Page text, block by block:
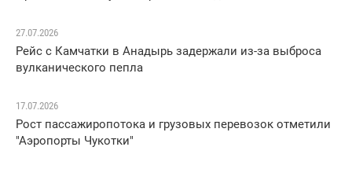
27.07.2026
Рейс с Камчатки в Анадырь задержали из-за выброса
вулканического пепла
17.07.2026
Рост пассажиропотока и грузовых перевозок отметили
"Аэропорты Чукотки"